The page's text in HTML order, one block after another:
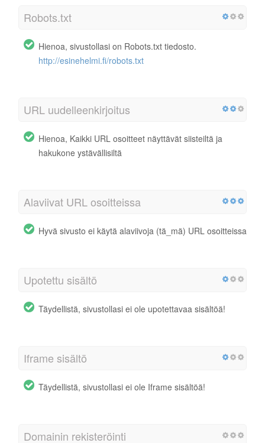
Robots.txt
Hienoa, sivustollasi on Robots.txt tiedosto.
http://esinehelmi.fi/robots.txt
URL uudelleenkirjoitus
Hienoa, Kaikki URL osoitteet näyttävät siisteiltä ja
hakukone ystävällisiltä
Alaviivat URL osoitteissa
Hyvä sivusto ei käytä alaviivoja (tä_mä) URL osoitteissa
Upotettu sisältö
Täydellistä, sivustollasi ei ole upotettavaa sisältöä!
Iframe sisältö
Täydellistä, sivustollasi ei ole Iframe sisältöä!
Domainin rekisteröinti